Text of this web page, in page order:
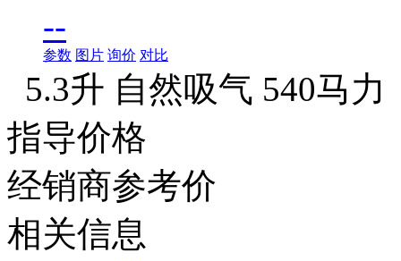
--
参数 图片 询价 对比
5.3升 自然吸气 540马力
指导价格
经销商参考价
相关信息